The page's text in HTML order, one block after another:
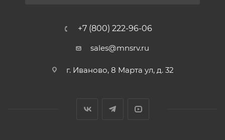
+7 (800) 222-96-06
sales@mnsrv.ru
г. Иваново, 8 Марта ул, д. 32